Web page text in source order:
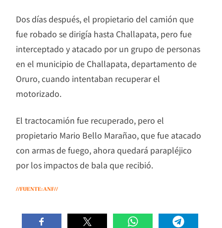
Dos días después, el propietario del camión que
fue robado se dirigía hasta Challapata, pero fue
interceptado y atacado por un grupo de personas
en el municipio de Challapata, departamento de
Oruro, cuando intentaban recuperar el
motorizado.
El tractocamión fue recuperado, pero el
propietario Mario Bello Marañao, que fue atacado
con armas de fuego, ahora quedará parapléjico
por los impactos de bala que recibió.
//FUENTE: ANF//